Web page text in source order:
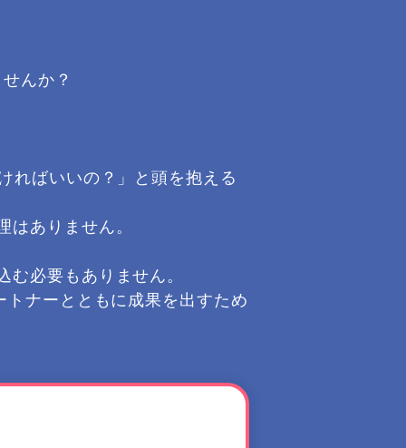
んか？
ればいいの？」と頭を抱える
ありません。
必要もありません。
トナーとともに成果を出すため